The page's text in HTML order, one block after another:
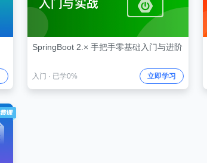
SpringBoot 2.× 手把手零基础入门与进阶
入门 · 已学0% 立即学习